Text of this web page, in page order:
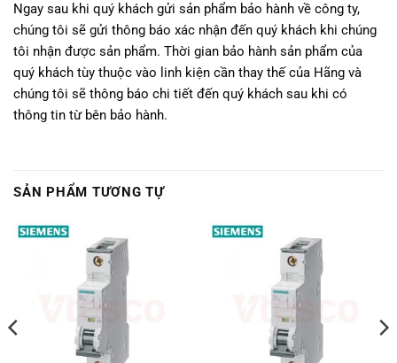
Ngay sau khi quý khách gửi sản phẩm bảo hành về công ty,
chúng tôi sẽ gửi thông báo xác nhận đến quý khách khi chúng
tôi nhận được sản phẩm. Thời gian bảo hành sản phẩm của
quý khách tùy thuộc vào linh kiện cần thay thế của Hãng và
chúng tôi sẽ thông báo chi tiết đến quý khách sau khi có
thông tin từ bên bảo hành.
SẢN PHẨM TƯƠNG TỰ